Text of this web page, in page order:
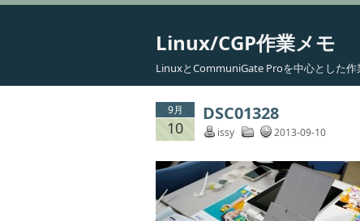
Linux/CGP作業メモ
LinuxとCommuniGate Proを中心とした作
9月
10
DSC01328
issy 2013-09-10